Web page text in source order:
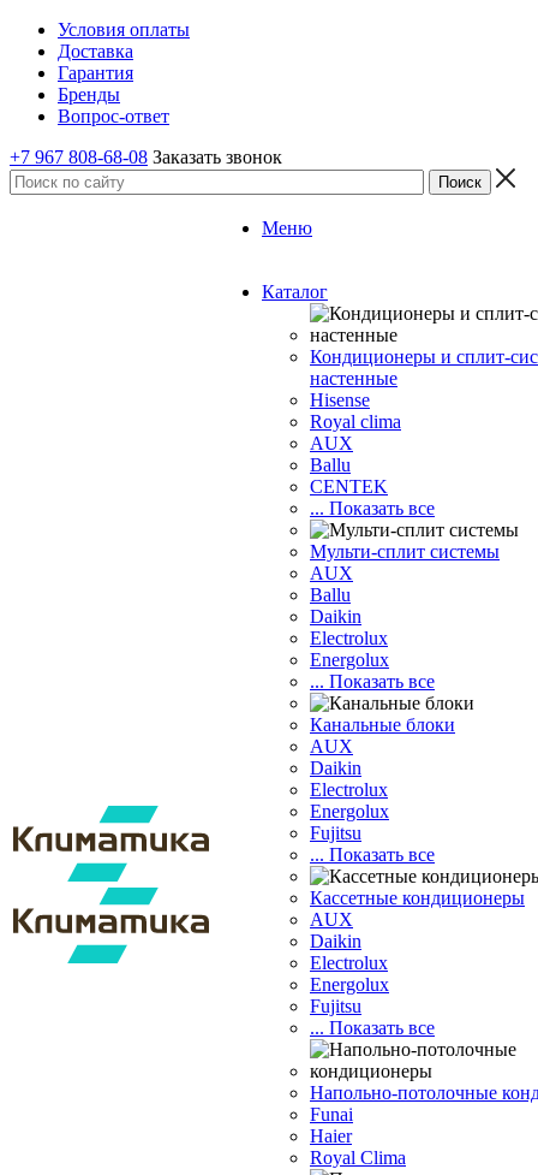
Условия оплаты
Доставка
Гарантия
Бренды
Вопрос-ответ
+7 967 808-68-08 Заказать звонок
Меню
Каталог
Кондиционеры и сплит-
настенные
Hisense
Royal clima
AUX
Ballu
CENTEK
... Показать все
Мульти-сплит системы
AUX
Ballu
Daikin
Electrolux
Energolux
... Показать все
Канальные блоки
AUX
Dаikin
Electrolux
Energolux
Fujitsu
... Показать все
Кассетные кондиционеры
AUX
Daikin
Electrolux
Energolux
Fujitsu
... Показать все
Напольно-потолочные
Funai
Haier
Royal Clima